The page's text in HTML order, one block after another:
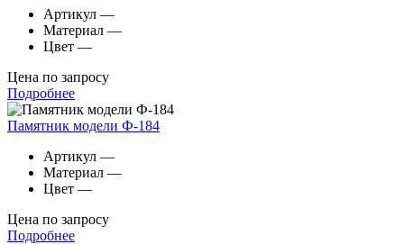
Артикул —
Материал —
Цвет —
Цена по запросу
Подробнее
Памятник модели Ф-184
Артикул —
Материал —
Цвет —
Цена по запросу
Подробнее